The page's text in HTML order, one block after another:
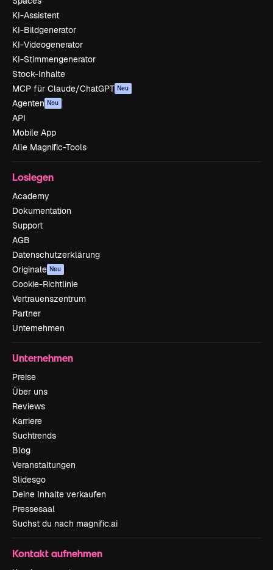
KI-Assistent
KI-Bildgenerator
KI-Videogenerator
KI-Stimmengenerator
Stock-Inhalte
MCP für Claude/ChatGPT Neu
Agenten Neu
API
Mobile App
Alle Magnific-Tools
Loslegen
Academy
Dokumentation
Support
AGB
Datenschutzerklärung
Originale Neu
Cookie-Richtlinie
Vertrauenszentrum
Partner
Unternehmen
Unternehmen
Preise
Über uns
Reviews
Karriere
Suchtrends
Blog
Veranstaltungen
Slidesgo
Deine Inhalte verkaufen
Pressesaal
Suchst du nach magnific.ai
Kontakt aufnehmen